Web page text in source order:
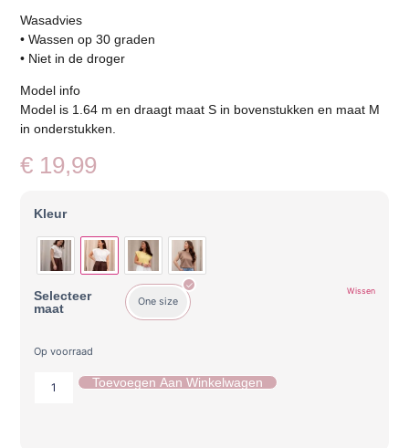
Wasadvies
• Wassen op 30 graden
• Niet in de droger
Model info
Model is 1.64 m en draagt maat S in bovenstukken en maat M
in onderstukken.
€ 19,99
Kleur
Selecteer
maat
One size
Wissen
Op voorraad
Toevoegen Aan Winkelwagen